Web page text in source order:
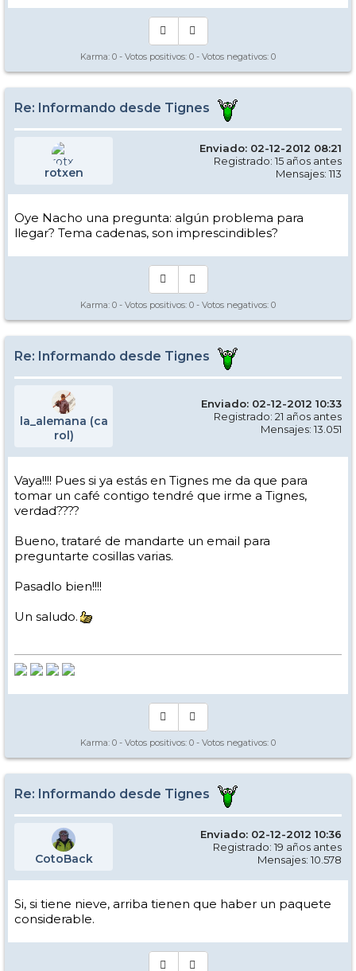
Karma: 0 - Votos positivos: 0 - Votos negativos: 0
Re: Informando desde Tignes
rotxen
Enviado: 02-12-2012 08:21
Registrado: 15 años antes
Mensajes: 113
Oye Nacho una pregunta: algún problema para
llegar? Tema cadenas, son imprescindibles?
Karma: 0 - Votos positivos: 0 - Votos negativos: 0
Re: Informando desde Tignes
la_alemana (ca
rol)
Enviado: 02-12-2012 10:33
Registrado: 21 años antes
Mensajes: 13.051
Vaya!!!! Pues si ya estás en Tignes me da que para
tomar un café contigo tendré que irme a Tignes,
verdad????
Bueno, trataré de mandarte un email para
preguntarte cosillas varias.
Pasadlo bien!!!!
Un saludo.
Karma: 0 - Votos positivos: 0 - Votos negativos: 0
Re: Informando desde Tignes
CotoBack
Enviado: 02-12-2012 10:36
Registrado: 19 años antes
Mensajes: 10.578
Si, si tiene nieve, arriba tienen que haber un paquete
considerable.